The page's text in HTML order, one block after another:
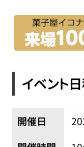
イベント
開催日